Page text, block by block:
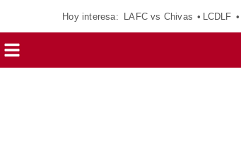
Hoy interesa: LAFC vs Chivas LCDLF